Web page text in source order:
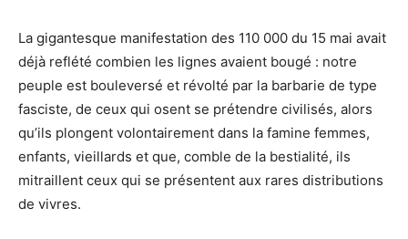
La gigantesque manifestation des 110 000 du 15 mai avait
déjà reflété combien les lignes avaient bougé : notre
peuple est bouleversé et révolté par la barbarie de type
fasciste, de ceux qui osent se prétendre civilisés, alors
qu’ils plongent volontairement dans la famine femmes,
enfants, vieillards et que, comble de la bestialité, ils
mitraillent ceux qui se présentent aux rares distributions
de vivres.